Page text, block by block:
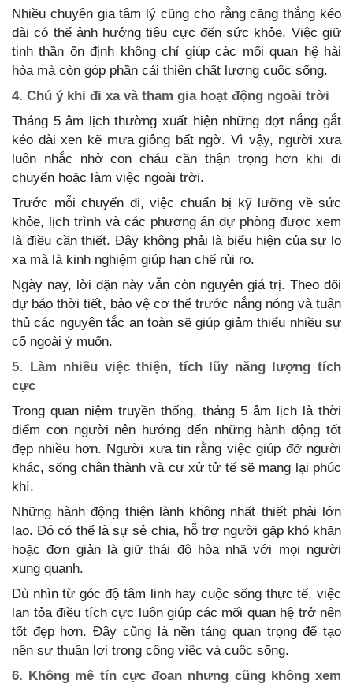
Nhiều chuyên gia tâm lý cũng cho rằng căng thẳng kéo
dài có thể ảnh hưởng tiêu cực đến sức khỏe. Việc giữ
tinh thần ổn định không chỉ giúp các mối quan hệ hài
hòa mà còn góp phần cải thiện chất lượng cuộc sống.
4. Chú ý khi đi xa và tham gia hoạt động ngoài trời
Tháng 5 âm lịch thường xuất hiện những đợt nắng gắt
kéo dài xen kẽ mưa giông bất ngờ. Vì vậy, người xưa
luôn nhắc nhở con cháu cần thận trọng hơn khi di
chuyển hoặc làm việc ngoài trời.
Trước mỗi chuyến đi, việc chuẩn bị kỹ lưỡng về sức
khỏe, lịch trình và các phương án dự phòng được xem
là điều cần thiết. Đây không phải là biểu hiện của sự lo
xa mà là kinh nghiệm giúp hạn chế rủi ro.
Ngày nay, lời dặn này vẫn còn nguyên giá trị. Theo dõi
dự báo thời tiết, bảo vệ cơ thể trước nắng nóng và tuân
thủ các nguyên tắc an toàn sẽ giúp giảm thiểu nhiều sự
cố ngoài ý muốn.
5. Làm nhiều việc thiện, tích lũy năng lượng tích
cực
Trong quan niệm truyền thống, tháng 5 âm lịch là thời
điểm con người nên hướng đến những hành động tốt
đẹp nhiều hơn. Người xưa tin rằng việc giúp đỡ người
khác, sống chân thành và cư xử tử tế sẽ mang lại phúc
khí.
Những hành động thiện lành không nhất thiết phải lớn
lao. Đó có thể là sự sẻ chia, hỗ trợ người gặp khó khăn
hoặc đơn giản là giữ thái độ hòa nhã với mọi người
xung quanh.
Dù nhìn từ góc độ tâm linh hay cuộc sống thực tế, việc
lan tỏa điều tích cực luôn giúp các mối quan hệ trở nên
tốt đẹp hơn. Đây cũng là nền tảng quan trọng để tạo
nên sự thuận lợi trong công việc và cuộc sống.
6. Không mê tín cực đoan nhưng cũng không xem